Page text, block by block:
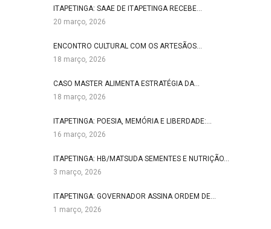
ITAPETINGA: SAAE DE ITAPETINGA RECEBE…
20 março, 2026
ENCONTRO CULTURAL COM OS ARTESÃOS…
18 março, 2026
CASO MASTER ALIMENTA ESTRATÉGIA DA…
18 março, 2026
ITAPETINGA: POESIA, MEMÓRIA E LIBERDADE:…
16 março, 2026
ITAPETINGA: HB/MATSUDA SEMENTES E NUTRIÇÃO…
3 março, 2026
ITAPETINGA: GOVERNADOR ASSINA ORDEM DE…
1 março, 2026